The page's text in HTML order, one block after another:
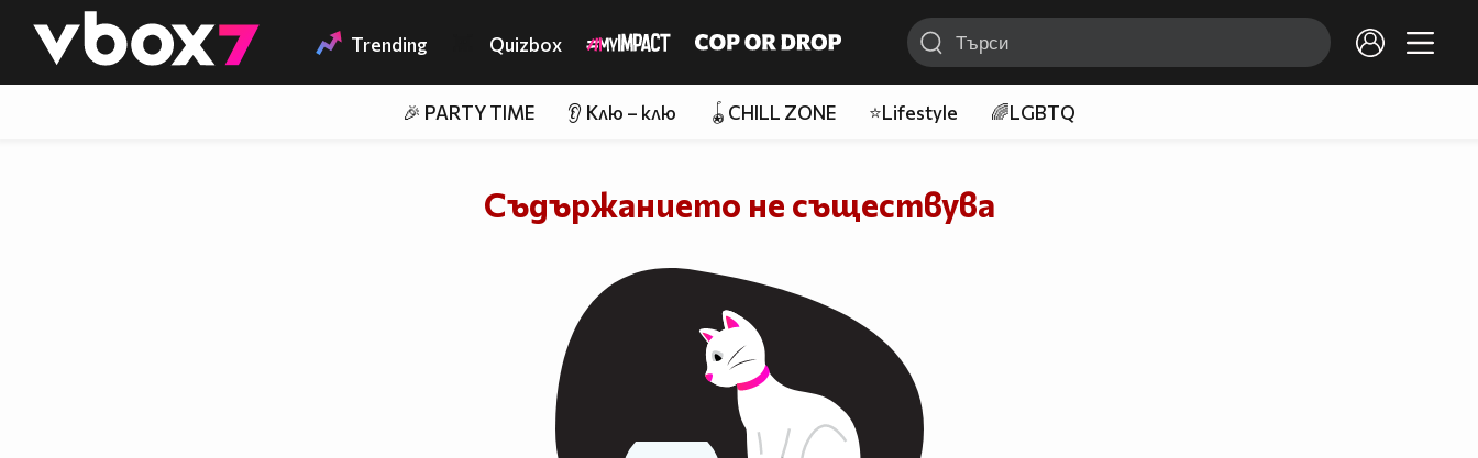
👾 Trending Quizbox
🎉 PARTY TIME 👂 Клю – клю 🪀CHILL ZONE ⭐Lifestyle 🌈LGBTQ
Съдържанието не съществува